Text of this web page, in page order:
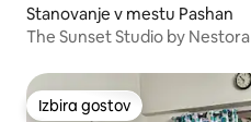
Stanovanje v mestu Pashan
The Sunset Studio by Nestora
Izbira gostov
Izbira gostov